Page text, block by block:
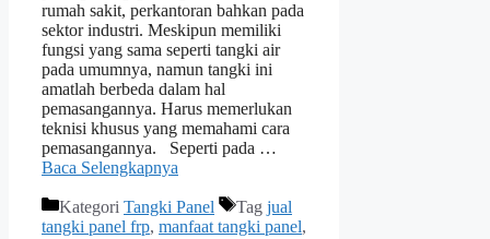
rumah sakit, perkantoran bahkan pada
sektor industri. Meskipun memiliki
fungsi yang sama seperti tangki air
pada umumnya, namun tangki ini
amatlah berbeda dalam hal
pemasangannya. Harus memerlukan
teknisi khusus yang memahami cara
pemasangannya. Seperti pada …
Baca Selengkapnya
Kategori Tangki Panel Tag jual
tangki panel frp, manfaat tangki panel,